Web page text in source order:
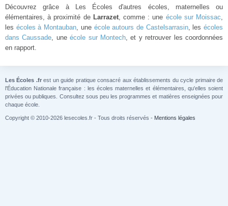
Découvrez grâce à Les Écoles d'autres écoles, maternelles ou
élémentaires, à proximité de Larrazet, comme : une école sur Moissac,
les écoles à Montauban, une école autours de Castelsarrasin, lesécoles
dans Caussade, uneécole sur Montech, et y retrouver les coordonnées
en rapport.
Les Écoles .frest un guide pratique consacré aux établissements du cycle primaire de
l'Éducation Nationale française : les écoles maternelles et élémentaires, qu'elles soient
privées ou publiques. Consultez sous peu les programmes et matières enseignées pour
chaque école.
Copyright © 2010-2026 lesecoles.fr - Tous droits réservés - Mentions légales